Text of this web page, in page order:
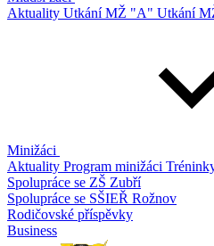
Aktuality Utkání MŽ "A" Utkání
Minižáci
Aktuality Program minižáci
Spolupráce se ZŠ Zubří
Spolupráce se SŠIEŘ Rožnov
Rodičovské příspěvky
Business